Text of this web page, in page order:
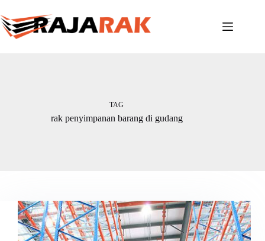
to
content
TAG
rak penyimpanan barang di gudang